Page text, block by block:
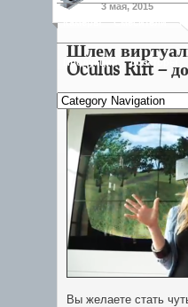
Камеры Смесители
Продукция Дозаторы
3 мая, 2015
Шлем
Oculus Rift –
Вы желаете стать